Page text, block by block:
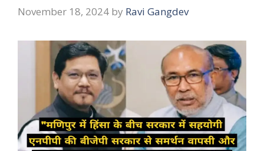
November 18, 2024 by Ravi Gangdev